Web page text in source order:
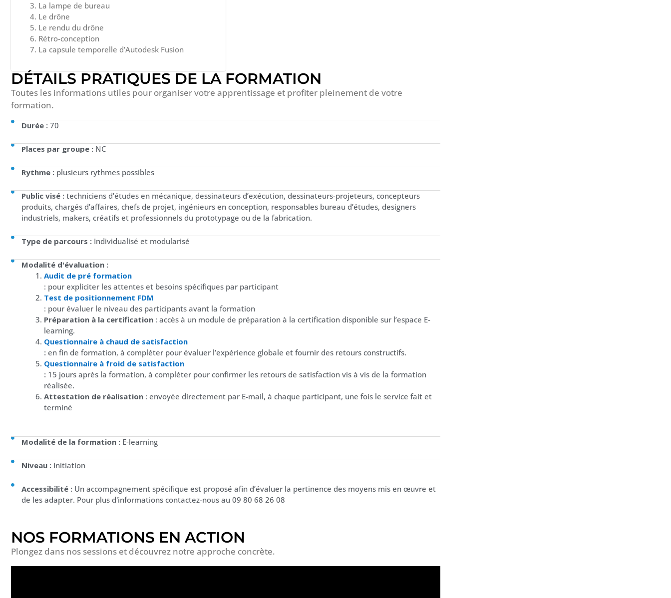
La lampe de bureau
Le drône
Le rendu du drône
Rétro-conception
La capsule temporelle d’Autodesk Fusion
DÉTAILS PRATIQUES DE LA FORMATION
Toutes les informations utiles pour organiser votre apprentissage et profiter pleinement de votre
formation.
Durée : 70
Places par groupe : NC
Rythme : plusieurs rythmes possibles
Public visé : techniciens d’études en mécanique, dessinateurs d’exécution, dessinateurs-projeteurs, concepteurs
produits, chargés d’affaires, chefs de projet, ingénieurs en conception, responsables bureau d’études, designers
industriels, makers, créatifs et professionnels du prototypage ou de la fabrication.
Type de parcours : Individualisé et modularisé
Modalité d'évaluation :
Audit de pré formation
: pour expliciter les attentes et besoins spécifiques par participant
Test de positionnement FDM
: pour évaluer le niveau des participants avant la formation
Préparation à la certification: accès à un module de préparation à la certification disponible sur l’espace E-
learning.
Questionnaire à chaud de satisfaction
: en fin de formation, à compléter pour évaluer l’expérience globale et fournir des retours constructifs.
Questionnaire à froid de satisfaction
: 15 jours après la formation, à compléter pour confirmer les retours de satisfaction vis à vis de la formation
réalisée.
Attestation de réalisation: envoyée directement par E-mail, à chaque participant, une fois le service fait et
terminé
Modalité de la formation : E-learning
Niveau : Initiation
Accessibilité : Un accompagnement spécifique est proposé afin d’évaluer la pertinence des moyens mis en œuvre et
de les adapter. Pour plus d'informations contactez-nous au 09 80 68 26 08
NOS FORMATIONS EN ACTION
Plongez dans nos sessions et découvrez notre approche concrète.